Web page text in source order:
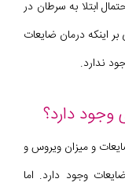
ابتلا به سرطان در
اینکه درمان ضایعات
ندارد.
وجود دارد؟
و میزان ویروس و
وجود دارد. اما